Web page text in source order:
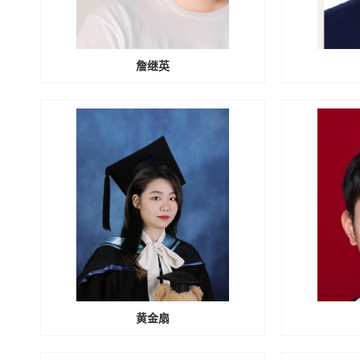
詹继英
黄金扇